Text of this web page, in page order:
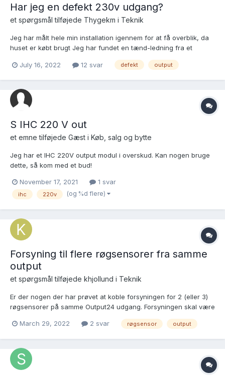
Har jeg en defekt 230v udgang?
et spørgsmål tilføjede Thygekm i Teknik
Jeg har målt hele min installation igennem for at få overblik, da
huset er købt brugt Jeg har fundet en tænd-ledning fra et
jeg tilslutter en pære (almindelig LED), virker det ikke. Når jeg
July 16, 2022 12 svar defekt output
S IHC 220 V out
et emne tilføjede Gæst i Køb, salg og bytte
Jeg har et IHC 220V output modul i overskud. Kan nogen bruge
dette, så kom med et bud!
November 17, 2021 1 svar
ihc 220v (og %d flere)
Forsyning til flere røgsensorer fra samme
output
et spørgsmål tilføjede khjollund i Teknik
Er der nogen der har prøvet at koble forsyningen for 2 (eller 3)
røgsensorer på samme Output24 udgang. Forsyningen skal være
og de skal jo alle resettes samtidigt, så logisk set kan de godt
March 29, 2022 2 svar røgsensor output